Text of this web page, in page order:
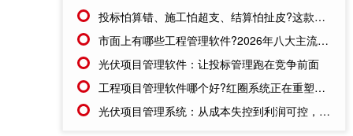
投标怕算错、施工怕超支、结算怕扯皮?这款施工成本管理系统一招全解决
市面上有哪些工程管理软件?2026年八大主流工具深度盘点
光伏项目管理软件：让投标管理跑在竞争前面
工程项目管理软件哪个好?红圈系统正在重塑工程企业的"数字大脑"
光伏项目管理系统：从成本失控到利润可控，老板只需做对一步